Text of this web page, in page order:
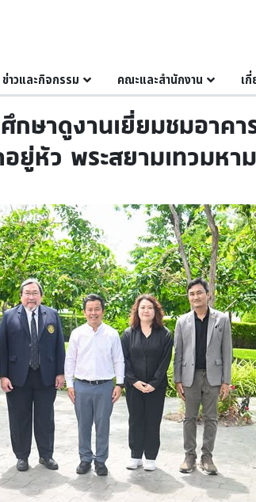
ข่าวและกิจกรรม คณะและสำนักงาน เ
ษาดูงานเยี่ยมชมอาคา
อยู่หัว พระสยามเทวมห